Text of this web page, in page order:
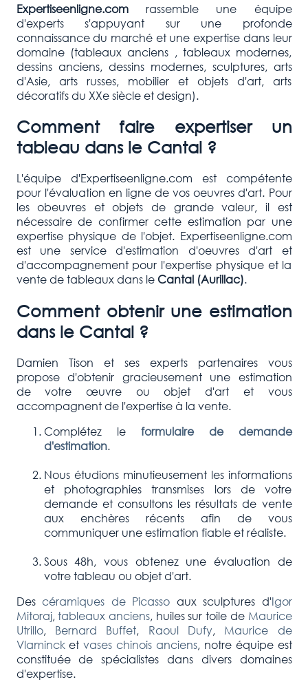
Expertiseenligne.comrassemble une équipe
d'experts s'appuyant sur une profonde
connaissance du marché et une expertise dans leur
domaine (tableaux anciens , tableaux modernes,
dessins anciens, dessins modernes, sculptures, arts
d'Asie, arts russes, mobilier et objets d'art, arts
décoratifs du XXe siècle et design).
Comment faire expertiser un
tableau dans le Cantal ?
L'équipe d'Expertiseenligne.com est compétente
pour l'évaluation en ligne de vos oeuvres d'art. Pour
les obeuvres et objets de grande valeur, il est
nécessaire de confirmer cette estimation par une
expertise physique de l'objet. Expertiseenligne.com
est une service d'estimation d'oeuvres d'art et
d'accompagnement pour l'expertise physique et la
vente de tableaux dans leCantal (Aurillac).
Comment obtenir une estimation
dans le Cantal ?
Damien Tison et ses experts partenaires vous
propose d'obtenir gracieusement une estimation
de votre œuvre ou objet d'art et vous
accompagnent de l'expertise à la vente.
Complétez le formulaire de demande
d'estimation.
Nous étudions minutieusement les informations
et photographies transmises lors de votre
demande et consultons les résultats de vente
aux enchères récents afin de vous
communiquer une estimation fiable et réaliste.
Sous 48h, vous obtenez une évaluation de
votre tableau ou objet d'art.
Des céramiques de Picasso aux sculptures d'Igor
Mitoraj,tableaux anciens, huiles sur toile de Maurice
Utrillo, Bernard Buffet, Raoul Dufy, Maurice de
Vlamincketvases chinois anciens, notre équipe est
constituée de spécialistes dans divers domaines
d'expertise.